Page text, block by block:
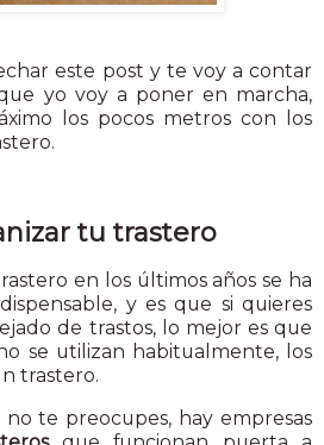
este post y te voy a contar
yo voy a poner en marcha,
los pocos metros con los
tu trastero
en los últimos años se ha
y es que si quieres
de trastos, lo mejor es que
se utilizan habitualmente, los
trastero.
te preocupes, hay empresas